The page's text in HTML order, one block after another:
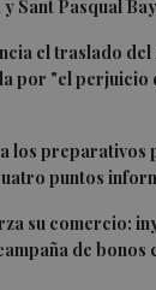
Sant Pasqual
el traslado del
por "el perjuicio
los preparativos
puntos
su comercio:
de bonos